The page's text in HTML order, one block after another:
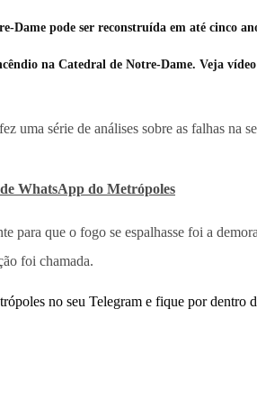
Dame pode ser reconstruída em até cinco
na Catedral de Notre-Dame. Veja vídeo
uma série de análises sobre as falhas na
WhatsApp do Metrópoles
para que o fogo se espalhasse foi a
foi chamada.
no seu Telegram e fique por dentro